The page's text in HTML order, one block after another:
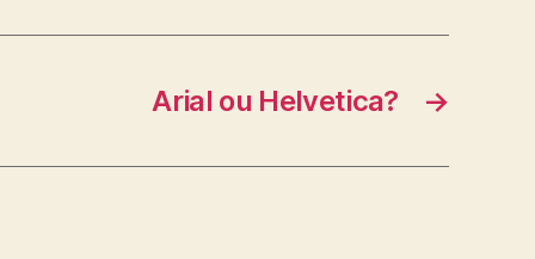
→
Arial ou Helvetica?